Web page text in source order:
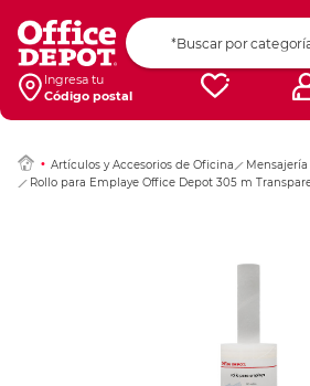
Ingresa tu
Código postal
Artículos y Accesorios de Oficina
Mensajería
Rollo para Emplaye Office Depot 305 m